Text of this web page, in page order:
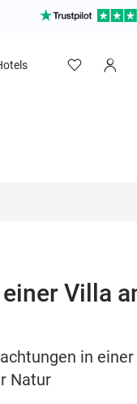
Villa
in
Natur